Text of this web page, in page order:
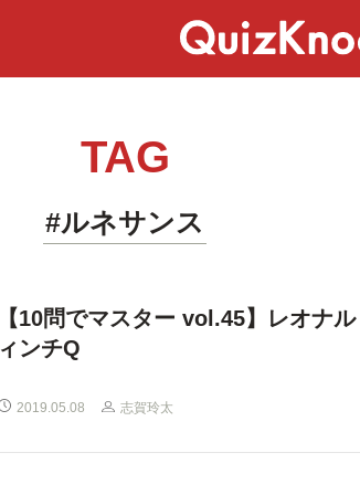
TAG
#ルネサンス
【10問でマスター vol.45】レオナ
ィンチQ
2019.05.08 志賀玲太